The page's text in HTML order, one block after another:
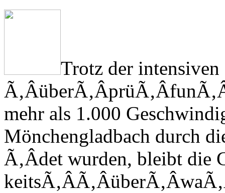
Trotz der
mehr als 1.000
Mönchengladbach durch
Ã‚Â­det wurden, bleibt die